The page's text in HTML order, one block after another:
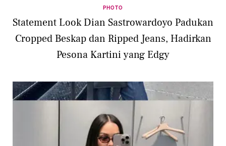
PHOTO
Statement Look Dian Sastrowardoyo Padukan
Cropped Beskap dan Ripped Jeans, Hadirkan
Pesona Kartini yang Edgy